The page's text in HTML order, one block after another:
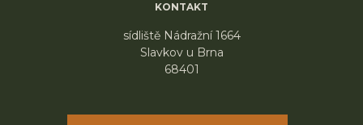
KONTAKT
sídliště Nádražní 1664
Slavkov u Brna
68401